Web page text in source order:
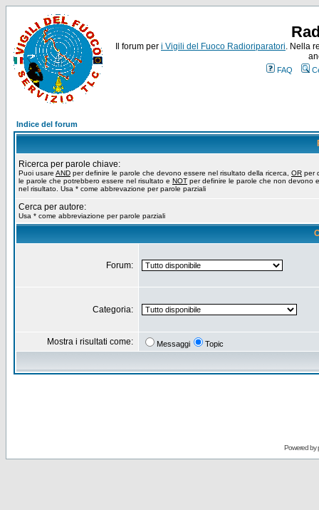
Il forum per i Vigili del Fuoco Radioriparatori. Nella
FAQ
Indice del forum
Ricerca per parole chiave:
Puoi usare AND per definire le parole che devono essere nel risultato della ricerca, OR per
le parole che potrebbero essere nel risultato e NOT per definire le parole che non devono
nel risultato. Usa * come abbrevazione per parole parziali
Cerca per autore:
Usa * come abbreviazione per parole parziali
Forum:
Categoria:
Mostra i risultati come: Messaggi Topic
Powered by